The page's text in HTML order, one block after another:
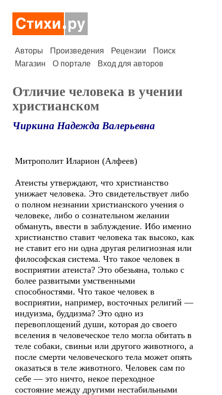
Авторы Произведения Рецензии
Поиск
Магазин
О портале Вход для авторов
Отличие человека в учении
христианском
Чиркина Надежда Валерьевна
Митрополит Иларион (Алфеев)
Атеисты утверждают, что христианство
унижает человека. Это свидетельствует либо
о полном незнании христианского учения о
человеке, либо о сознательном желании
обмануть, ввести в заблуждение. Ибо именно
христианство ставит человека так высоко, как
не ставит его ни одна другая религиозная или
философская система. Что такое человек в
восприятии атеиста? Это обезьяна, только с
более развитыми умственными
способностями. Что такое человек в
восприятии, например, восточных религий —
индуизма, буддизма? Это одно из
перевоплощений души, которая до своего
вселения в человеческое тело могла обитать в
теле собаки, свиньи или другого животного, а
после смерти человеческого тела может опять
оказаться в теле животного. Человек сам по
себе — это ничто, некое переходное
состояние между другими нестабильными